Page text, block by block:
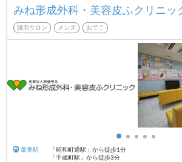
みね形成外科・美容皮ふクリニッ
脱毛サロン メンズ おでこ
最寄駅
「昭和町通駅」から徒歩1分
「千歳町駅」から徒歩3分